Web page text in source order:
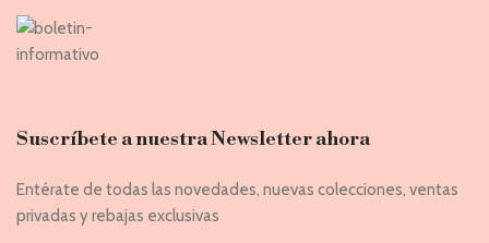
Suscríbete a nuestra Newsletter ahora
Entérate de todas las novedades, nuevas colecciones, ventas
privadas y rebajas exclusivas